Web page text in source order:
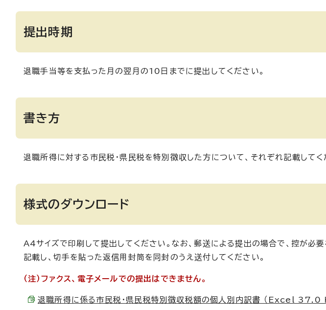
提出時期
退職手当等を支払った月の翌月の10日までに提出してください。
書き方
退職所得に対する市民税・県民税を特別徴収した方について、それぞれ記載してく
様式のダウンロード
A4サイズで印刷して提出してください。なお、郵送による提出の場合で、控が必要
記載し、切手を貼った返信用封筒を同封のうえ送付してください。
（注）ファクス、電子メールでの提出はできません。
退職所得に係る市民税・県民税特別徴収税額の個人別内訳書 （Excel 37.0